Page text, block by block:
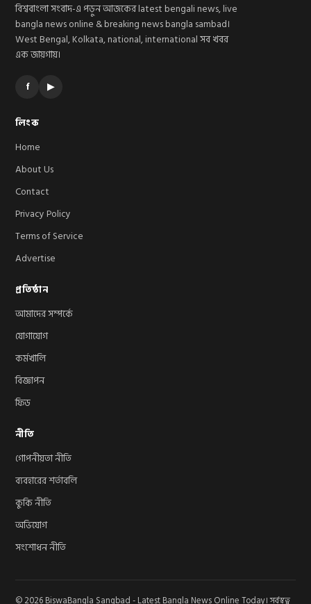
বিশ্ববাংলা সংবাদ-এ পড়ুন আজকের latest bengali news, live
bangla news online & breaking news bangla sambad।
West Bengal, Kolkata, national, international সব খবর
এক জায়গায়।
f ▶
লিংক
Home
About Us
Contact
Privacy Policy
Terms of Service
Advertise
প্রতিষ্ঠান
আমাদের সম্পর্কে
যোগাযোগ
কর্মখালি
বিজ্ঞাপন
ফিড
নীতি
গোপনীয়তা নীতি
ব্যবহারের শর্তাবলি
কুকি নীতি
অভিযোগ
সংশোধন নীতি
© 2026 BiswaBangla Sangbad - Latest Bangla News Online Today। সর্বস্বত্ব